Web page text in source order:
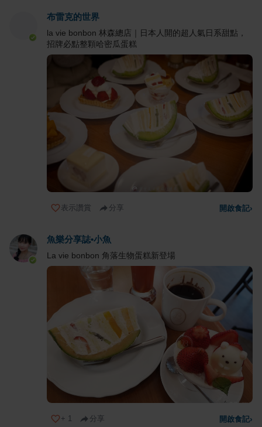
布雷克的世界
la vie bonbon 林森總店｜日本人開的超人氣日系甜點，
招牌必點整顆哈密瓜蛋糕
表示讚賞 分享 開啟食記›
魚樂分享誌•小魚
La vie bonbon 角落生物蛋糕新登場
+ 1 分享 開啟食記›